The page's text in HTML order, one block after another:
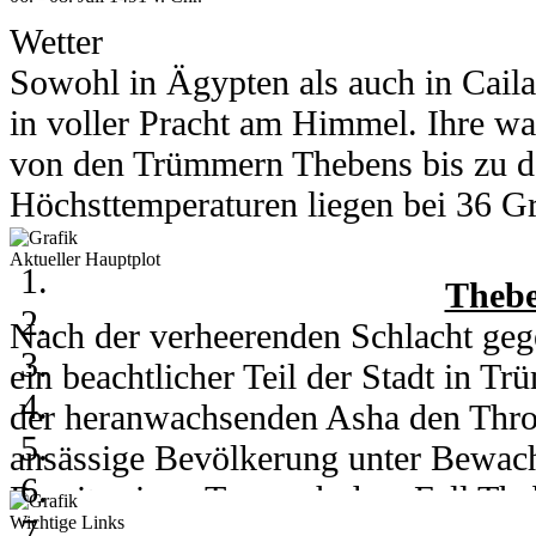
Was erwartet euch auf dieser
heraus! Und ein kleiner Tipp: Lasst
Wetter
Sowohl in Ägypten als auch in
in voller Pracht am Himmel. Ihre
von den Trümmern Thebens bis zu
Höchsttemperaturen liegen bei 36
Grad runter.
In Kou herrschen am 6. und 7. Juli
Grad. Am 8. des Monats kühlt ein
auf 28 Grad runter. Nachts erreicht
06. - 08. Juli 2003
Aktueller Hauptplot
Nach der verheerenden Schlacht
ein beachtlicher Teil der Stadt in
der heranwachsenden Asha den
ansässige Bevölkerung unter
Bereits einen Tag nach dem Fall
Wichtige Links